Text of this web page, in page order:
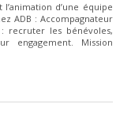
d’une équipe
ADB : Accompagnateur
recruter les bénévoles,
engagement. Mission